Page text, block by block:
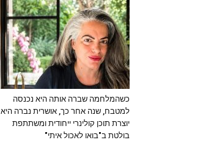
כשהמלחמה שברה אותה היא נכנסה
למטבח, שנה אחר כך, אושרית נברה היא
יוצרת תוכן קולינרי ייחודית ומשתתפת
בולטת ב"בואו לאכול איתי"